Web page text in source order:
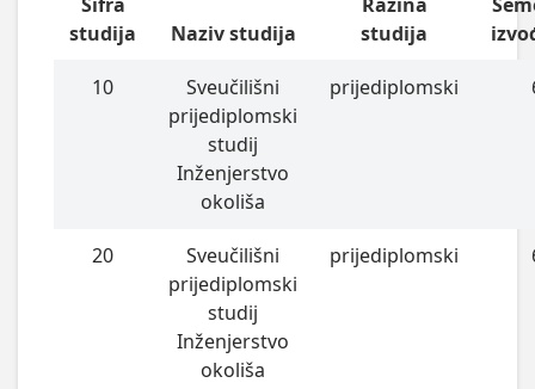
studija
Naziv studija
studija
10
Sveučilišni
prijediplomski
studij
Inženjerstvo
okoliša
prijediplomski
20
Sveučilišni
prijediplomski
studij
Inženjerstvo
okoliša
prijediplomski